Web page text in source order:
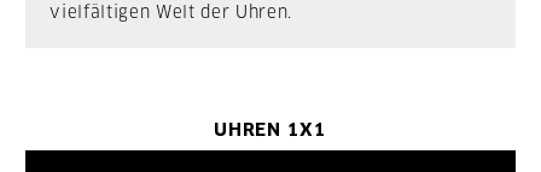
vielfältigen Welt der Uhren.
UHREN 1X1